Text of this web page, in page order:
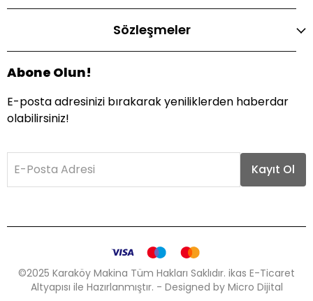
Sözleşmeler
Abone Olun!
E-posta adresinizi bırakarak yeniliklerden haberdar
olabilirsiniz!
E-Posta Adresi Kayıt Ol
©2025 Karaköy Makina Tüm Hakları Saklıdır. ikas E-Ticaret
Altyapısı ile Hazırlanmıştır. - Designed by Micro Dijital